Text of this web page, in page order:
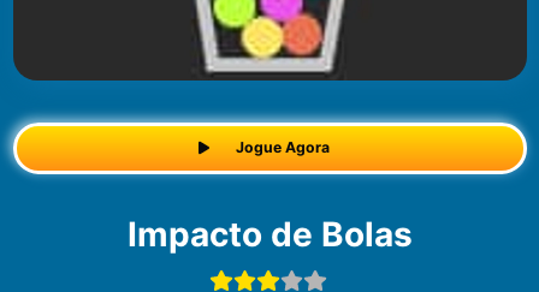
Jogue Agora
Impacto de Bolas